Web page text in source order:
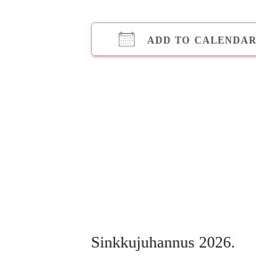
ADD TO CALENDAR
Sinkkujuhannus 2026.